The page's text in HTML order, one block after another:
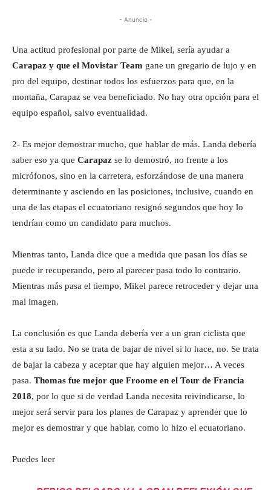
- Anuncio -
Una actitud profesional por parte de Mikel, sería ayudar a
Carapaz y que el Movistar Team gane un gregario de lujo y en
pro del equipo, destinar todos los esfuerzos para que, en la
montaña, Carapaz se vea beneficiado. No hay otra opción para el
equipo español, salvo eventualidad.
2- Es mejor demostrar mucho, que hablar de más. Landa debería
saber eso ya que Carapaz se lo demostró, no frente a los
micrófonos, sino en la carretera, esforzándose de una manera
determinante y asciendo en las posiciones, inclusive, cuando en
una de las etapas el ecuatoriano resignó segundos que hoy lo
tendrían como un candidato para muchos.
Mientras tanto, Landa dice que a medida que pasan los días se
puede ir recuperando, pero al parecer pasa todo lo contrario.
Mientras más pasa el tiempo, Mikel parece retroceder y dejar una
mal imagen.
La conclusión es que Landa debería ver a un gran ciclista que
esta a su lado. No se trata de bajar de nivel si lo hace, no. Se trata
de bajar la cabeza y aceptar que hay alguien mejor… A veces
pasa. Thomas fue mejor que Froome en el Tour de Francia
2018, por lo que si de verdad Landa necesita reivindicarse, lo
mejor será servir para los planes de Carapaz y aprender que lo
mejor es demostrar y que hablar, como lo hizo el ecuatoriano.
Puedes leer